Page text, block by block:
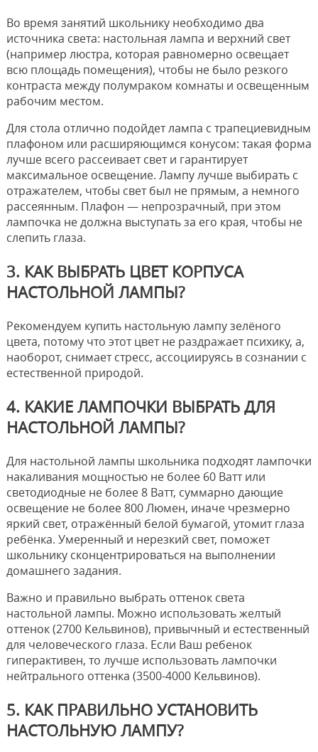
Во время занятий школьнику необходимо два
источника света: настольная лампа и верхний свет
(например люстра, которая равномерно освещает
всю площадь помещения), чтобы не было резкого
контраста между полумраком комнаты и освещенным
рабочим местом.
Для стола отлично подойдет лампа с трапециевидным
плафоном или расширяющимся конусом: такая форма
лучше всего рассеивает свет и гарантирует
максимальное освещение. Лампу лучше выбирать с
отражателем, чтобы свет был не прямым, а немного
рассеянным. Плафон — непрозрачный, при этом
лампочка не должна выступать за его края, чтобы не
слепить глаза.
3. КАК ВЫБРАТЬ ЦВЕТ КОРПУСА
НАСТОЛЬНОЙ ЛАМПЫ?
Рекомендуем купить настольную лампу зелёного
цвета, потому что этот цвет не раздражает психику, а,
наоборот, снимает стресс, ассоциируясь в сознании с
естественной природой.
4. КАКИЕ ЛАМПОЧКИ ВЫБРАТЬ ДЛЯ
НАСТОЛЬНОЙ ЛАМПЫ?
Для настольной лампы школьника подходят лампочки
накаливания мощностью не более 60 Ватт или
светодиодные не более 8 Ватт, суммарно дающие
освещение не более 800 Люмен, иначе чрезмерно
яркий свет, отражённый белой бумагой, утомит глаза
ребёнка. Умеренный и нерезкий свет, поможет
школьнику сконцентрироваться на выполнении
домашнего задания.
Важно и правильно выбрать оттенок света
настольной лампы. Можно использовать желтый
оттенок (2700 Кельвинов), привычный и естественный
для человеческого глаза. Если Ваш ребенок
гиперактивен, то лучше использовать лампочки
нейтрального оттенка (3500-4000 Кельвинов).
5. КАК ПРАВИЛЬНО УСТАНОВИТЬ
НАСТОЛЬНУЮ ЛАМПУ?